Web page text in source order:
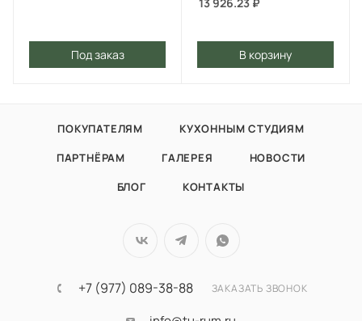
Под заказ
13 926.23 ₽
В корзину
ПОКУПАТЕЛЯМ
КУХОННЫМ СТУДИЯМ
ПАРТНЁРАМ
ГАЛЕРЕЯ
НОВОСТИ
БЛОГ
КОНТАКТЫ
+7 (977) 089-38-88 ЗАКАЗАТЬ ЗВОНОК